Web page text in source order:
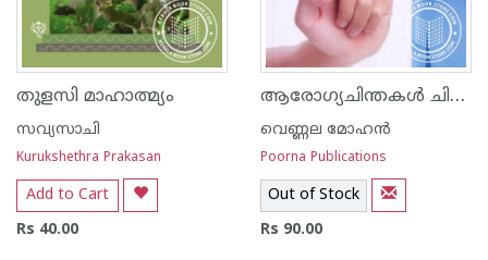
തുളസി മാഹാത്മ്യം
സവ്യസാചി
Kurukshethra Prakasan
Add to Cart
Rs 40.00
ആരോഗ്യചിന്തകള്‍ ചികിത്സയും രോഗ പ്രതിരോധവും
വെണ്ണല മോഹ‌ന്‍
Poorna Publications
Out of Stock
Rs 90.00